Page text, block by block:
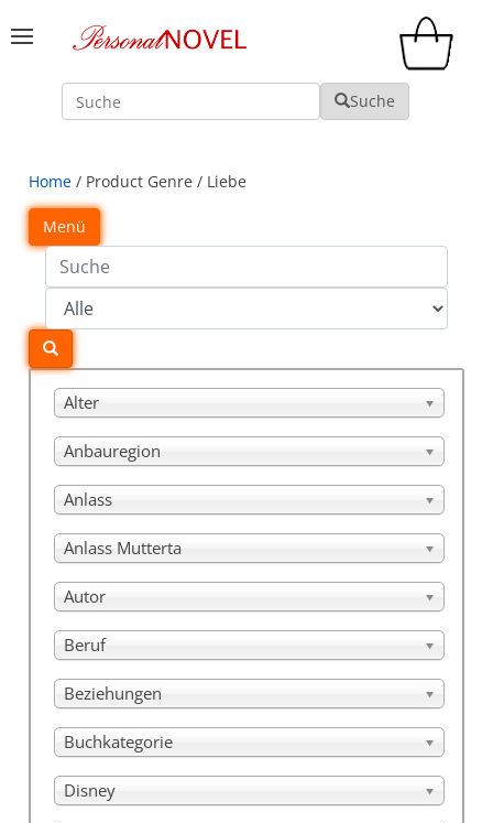
Suche Suche
Home / Product Genre / Liebe
Menü
Alter
Anbauregion
Anlass
Anlass Mutterta
Autor
Beruf
Beziehungen
Buchkategorie
Disney